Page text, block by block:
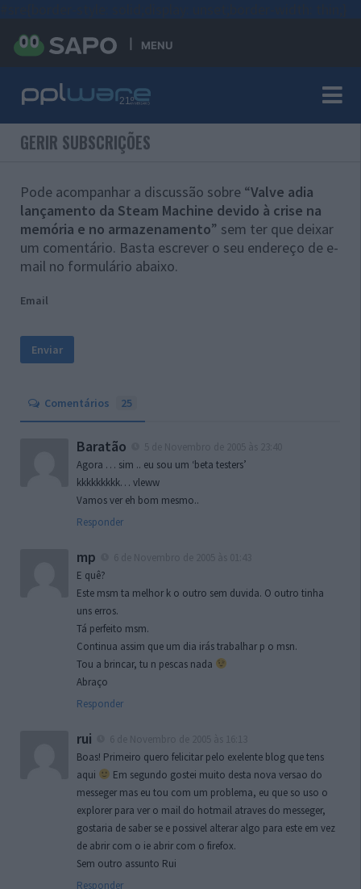
MENU
GERIR SUBSCRIÇÕES
Pode acompanhar a discussão sobre “Valve adia
lançamento da Steam Machine devido à crise na
memória e no armazenamento” sem ter que deixar
um comentário. Basta escrever o seu endereço de e-
mail no formulário abaixo.
Email
Comentários 25
Baratão
Agora … sim .. eu sou um ‘beta testers’
kkkkkkkkk… vleww
Vamos ver eh bom mesmo..
Responder
mp
E quê?
Este msm ta melhor k o outro sem duvida. O outro tinha
uns erros.
Tá perfeito msm.
Continua assim que um dia irás trabalhar p o msn.
Tou a brincar, tu n pescas nada
Abraço
Responder
rui
Boas! Primeiro quero felicitar pelo exelente blog que tens
aqui
Em segundo gostei muito desta nova versao do
messeger mas eu tou com um problema, eu que so uso o
explorer para ver o mail do hotmail atraves do messeger,
gostaria de saber se e possivel alterar algo para este em vez
de abrir com o ie abrir com o firefox.
Sem outro assunto Rui
Responder